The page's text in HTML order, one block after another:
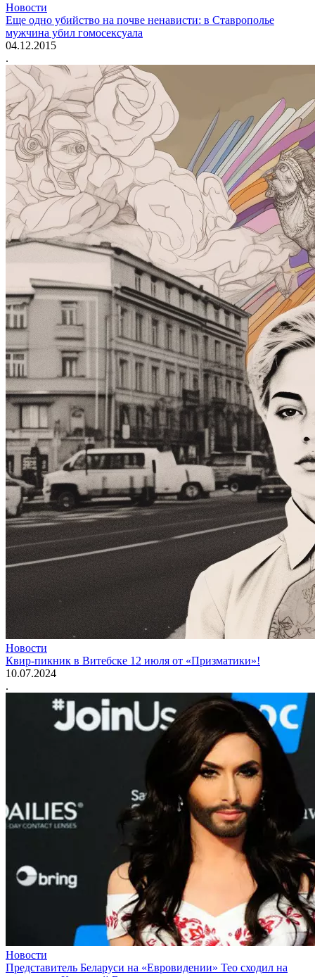
Новости
Еще одно убийство на почве ненависти: в Ставрополье
мужчина убил гомосексуала
04.12.2015
.
Новости
Квир-пикник в Витебске 12 июля от «Призматики»!
10.07.2024
.
Новости
Представитель Беларуси на «Евровидении» Тео сходил на